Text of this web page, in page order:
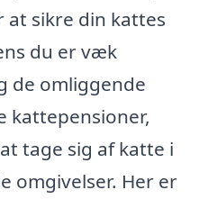
sikre din kattes
du er væk
de omliggende
kattepensioner,
tage sig af katte i
omgivelser. Her er